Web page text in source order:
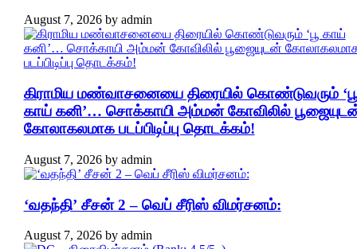
August 7, 2026by admin
கிராமிய மண்வாசனையை திரையில் கொண்டுவரும்
காய் கனி’… சொக்காயி அம்மன் கோவிலில்
கோலாகலமாக படப்பிடிப்பு தொடக்கம்!
August 7, 2026by admin
‘வதந்தி’ சீசன் 2 – வெப் சீரிஸ் விமர்சனம்:
August 7, 2026by admin